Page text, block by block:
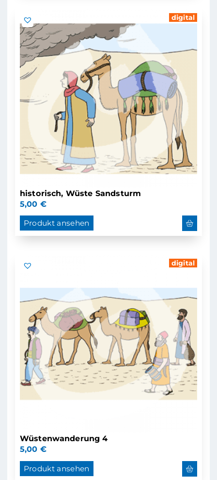
digital
historisch, Wüste Sandsturm
5,00 €
Produkt ansehen
digital
Wüstenwanderung 4
5,00 €
Produkt ansehen